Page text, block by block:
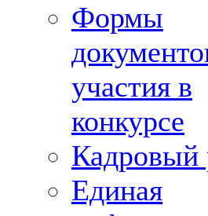
Формы
участия в
конкурсе
Кадровый
Единая